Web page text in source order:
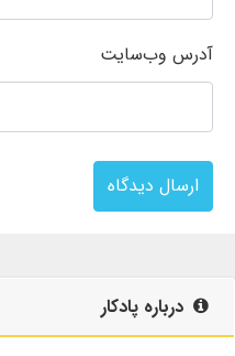
آدرس وب‌سایت
ارسال دیدگاه
درباره پادکار